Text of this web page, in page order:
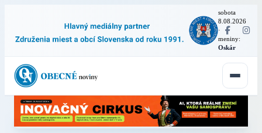
sobota
8.08.2026
·
meniny:
Oskár